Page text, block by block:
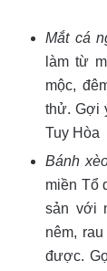
Mắt cá
làm từ
mộc,
thử. Gợi
Tuy Hòa
Bánh
miền Tổ
sản với
nêm,
được.